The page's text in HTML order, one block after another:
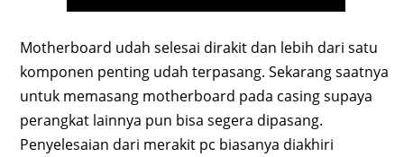
Motherboard udah selesai dirakit dan lebih dari satu
komponen penting udah terpasang. Sekarang saatnya
untuk memasang motherboard pada casing supaya
perangkat lainnya pun bisa segera dipasang.
Penyelesaian dari merakit pc biasanya diakhiri